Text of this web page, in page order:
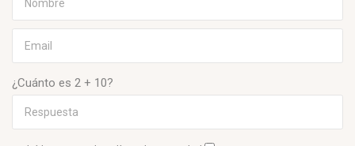
¿Cuánto es 2 + 10?